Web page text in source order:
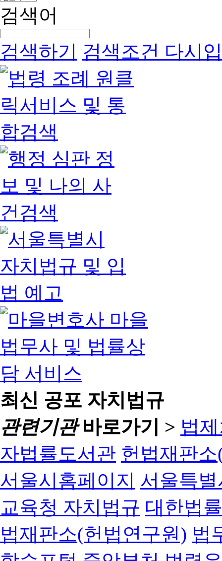
검색어
검색하기 검색조건 다시
최신 공포 자치법규
관련기관바로가기 > 법
자법률도서관 헌법재판
서울시홈페이지 서울특
교육청 자치법규 대한법
법재판소(헌법연구원) 법